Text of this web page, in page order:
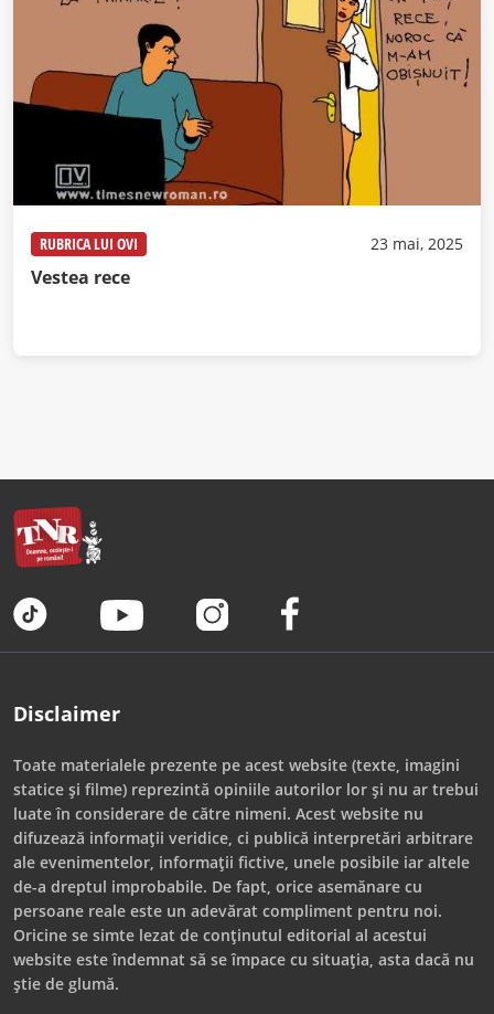
RUBRICA LUI OVI 23 mai, 2025
Vestea rece
Disclaimer
Toate materialele prezente pe acest website (texte, imagini
statice și filme) reprezintă opiniile autorilor lor și nu ar trebui
luate în considerare de către nimeni. Acest website nu
difuzează informații veridice, ci publică interpretări arbitrare
ale evenimentelor, informații fictive, unele posibile iar altele
de-a dreptul improbabile. De fapt, orice asemănare cu
persoane reale este un adevărat compliment pentru noi.
Oricine se simte lezat de conținutul editorial al acestui
website este îndemnat să se împace cu situația, asta dacă nu
știe de glumă.